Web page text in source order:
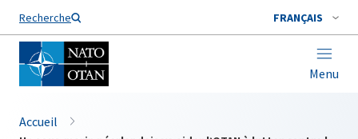
Recherche FRANÇAIS
Menu
Nom de famille*
Accueil